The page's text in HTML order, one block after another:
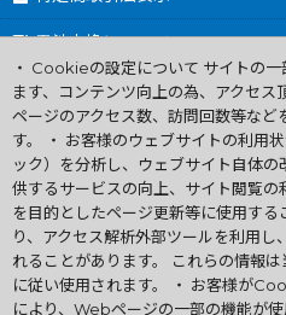
電池交換について
商品カテゴリ一覧
Worldwide Shipping Guide
ファミコン買取通販 中古 ディスク
ゲーム買取
Copyright (C) 2007 ファ
許可無く当サイトの画像、
・ Cookieの設定について サイトの
ます、コンテンツ向上の為、アクセス
ページのアクセス数、訪問回数等など
す。 ・ お客様のウェブサイトの利用
ック）を分析し、ウェブサイト自体
供するサービスの向上、サイト閲覧
を目的としたページ更新等に使用す
り、アクセス解析外部ツールを利用し
れることがあります。 これらの情報
に従い使用されます。 ・ お客様が
により、Webページの一部の機能が